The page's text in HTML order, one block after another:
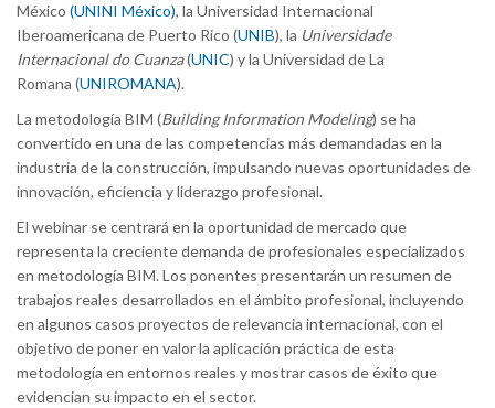
México (UNINI México), la Universidad Internacional
Iberoamericana de Puerto Rico (UNIB), la Universidade
Internacional do Cuanza(UNIC) y la Universidad de La
Romana (UNIROMANA).
La metodología BIM (Building Information Modeling) se ha
convertido en una de las competencias más demandadas en la
industria de la construcción, impulsando nuevas oportunidades de
innovación, eficiencia y liderazgo profesional.
El webinar se centrará en la oportunidad de mercado que
representa la creciente demanda de profesionales especializados
en metodología BIM. Los ponentes presentarán un resumen de
trabajos reales desarrollados en el ámbito profesional, incluyendo
en algunos casos proyectos de relevancia internacional, con el
objetivo de poner en valor la aplicación práctica de esta
metodología en entornos reales y mostrar casos de éxito que
evidencian su impacto en el sector.